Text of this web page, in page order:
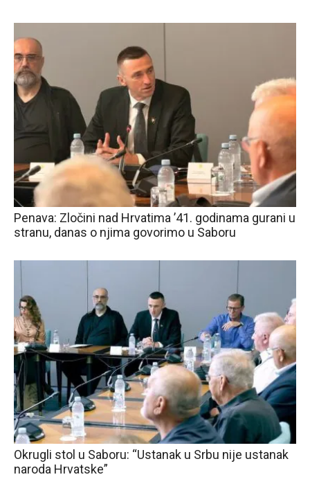
Penava: Zločini nad Hrvatima ’41. godinama gurani u
stranu, danas o njima govorimo u Saboru
Okrugli stol u Saboru: “Ustanak u Srbu nije ustanak
naroda Hrvatske”